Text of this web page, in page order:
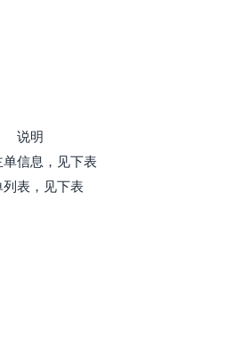
说明
单信息，见下表
列表，见下表